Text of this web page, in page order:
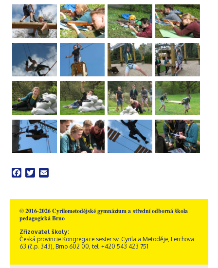
Facebook
Twitter
© 2016-2026 Cyrilometodějské gymnázium a střední odborná škola
pedagogická Brno
Zřizovatel školy:
Česká provincie Kongregace sester sv. Cyrila a Metoděje, Lerchova
63 (č.p. 343), Brno 602 00, tel: +420 543 423 751